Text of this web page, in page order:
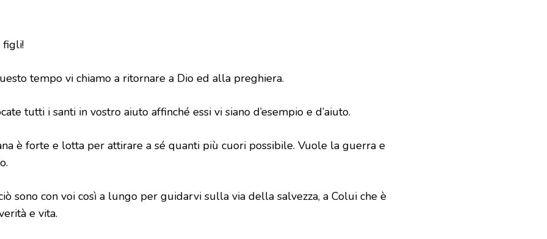
figli!
tempo vi chiamo a ritornare a Dio ed alla preghiera.
tutti i santi in vostro aiuto affinché essi vi siano d’esempio e d’aiuto.
è forte e lotta per attirare a sé quanti più cuori possibile. Vuole la guerra e
sono con voi così a lungo per guidarvi sulla via della salvezza, a Colui che è
e vita.